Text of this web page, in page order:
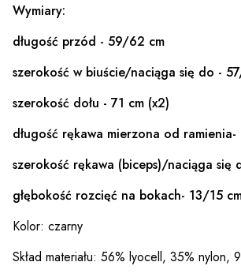
Wymiary:
długość przód - 59/62 cm
szerokość w biuście/naciąga się do -
szerokość dołu - 71 cm (x2)
długość rękawa mierzona od ramienia-
szerokość rękawa (biceps)/naciąga się
głębokość rozcięć na bokach- 13/15
Kolor: czarny
Skład materiału: 56% lyocell, 35% nylon,